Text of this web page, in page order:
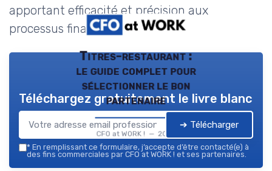
apportant efficacité et précision aux
processus financiers.
Titres-restaurant :
le guide complet pour
sélectionner le bon
partenaire
CFO at WORK ! — 2026
Téléchargez gratuitement le livre blanc
➔ Télécharger
* En remplissant ce formulaire, j’accepte d’être contacté(e) à
des fins commerciales par CFO at WORK ! et ses partenaires.